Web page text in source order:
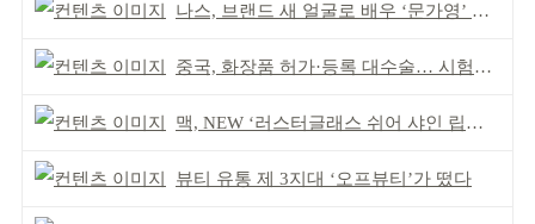
나스, 브랜드 새 얼굴로 배우 ‘문가영’ 발탁
중국, 화장품 허가·등록 대수술… 시험자료 공용 허용
맥, NEW ‘러스터글래스 쉬어 샤인 립스틱’ 출시
뷰티 유통 제 3지대 ‘오프뷰티’가 떴다